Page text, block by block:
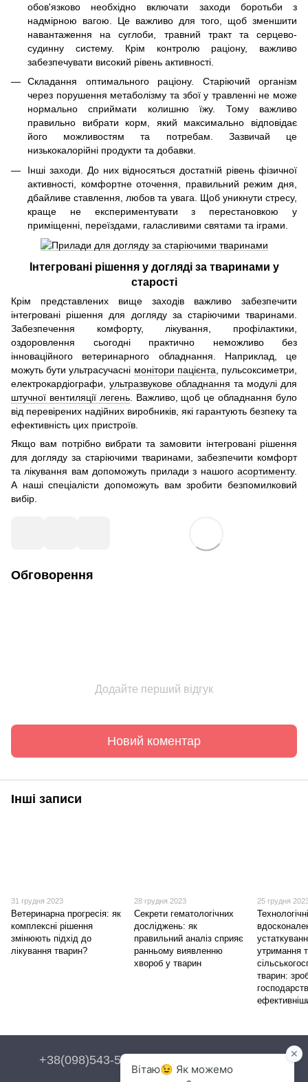
обов'язково необхідно включати заходи боротьби з
надмірною вагою. Це важливо для того, щоб зменшити
навантаження на суглоби, травний тракт та серцево-
судинну систему. Крім контролю раціону, важливо
забезпечувати високий рівень активності.
Складання оптимального раціону. Старіючий організм
через порушення метаболізму та збої у травленні не може
нормально сприймати колишню їжу. Тому важливо
правильно вибрати корм, який максимально відповідає
його можливостям та потребам. Зазвичай це
низькокалорійні продукти та добавки.
Інші заходи. До них відносяться достатній рівень фізичної
активності, комфортне оточення, правильний режим дня,
дбайливе ставлення, любов та увага. Щоб уникнути стресу,
краще не експериментувати з перестановкою у
приміщенні, переїздами, галасливими святами та іграми.
Інтегровані рішення у догляді за тваринами у
старості
Крім представлених вище заходів важливо забезпечити
інтегровані рішення для догляду за старіючими тваринами.
Забезпечення комфорту, лікування, профілактики,
оздоровлення сьогодні практично неможливо без
інноваційного ветеринарного обладнання. Наприклад, це
можуть бути ультрасучасні монітори пацієнта , пульсоксиметри,
електрокардіографи, ультразвукове обладнання та модулі для
штучної вентиляції легень. Важливо, щоб це обладнання було
від перевірених надійних виробників, які гарантують безпеку та
ефективність цих пристроїв.
Якщо вам потрібно вибрати та замовити інтегровані рішення
для догляду за старіючими тваринами, забезпечити комфорт
та лікування вам допоможуть прилади з нашого асортименту.
А наші спеціалісти допоможуть вам зробити безпомилковий
вибір.
Обговорення
Додайте перший відгук
Новий коментар
Інші записи
31 грудня 2023
Ветеринарна прогресія: як
комплексні рішення
змінюють підхід до
лікування тварин?
28 грудня 2023
Секрети гематологічних
досліджень: як
правильний аналіз сприяє
ранньому виявленню
хвороб у тварин
25 грудня
утримання
тварин:
+38(098)543-54-54